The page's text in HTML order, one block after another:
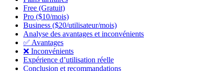
Free (Gratuit)
Pro ($10/mois)
Business ($20/utilisateur/mois)
Analyse des avantages et inconvénients
✅ Avantages
❌ Inconvénients
Expérience d’utilisation réelle
Conclusion et recommandations